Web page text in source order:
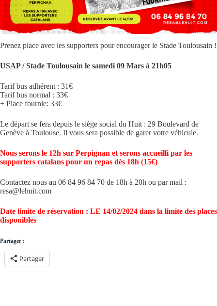
Prenez place avec les supporters pour encourager le Stade Toulousain !
USAP / Stade Toulousain le samedi 09 Mars à 21h05
Tarif bus adhérent : 31€
Tarif bus normal : 33€
+ Place fournie: 33€
Le départ se fera depuis le siège social du Huit : 29 Boulevard de
Genève à Toulouse. Il vous sera possible de garer votre véhicule.
Nous serons le 12h sur Perpignan et serons accueilli par les
supporters catalans pour un repas dès 18h (15€)
Contactez nous au 06 84 96 84 70 de 18h à 20h ou par mail :
resa@lehuit.com
Date limite de réservation : LE 14/02/2024 dans la limite des places
disponibles
Partager :
Partager